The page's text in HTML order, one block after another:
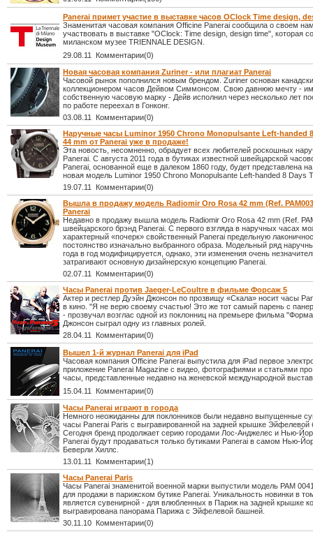
Panerai примет участие в выставке часов OClock Time design,
Знаменитая часовая компания Officine Panerai сообщила о своем
участвовать в выставке "OClock: Time design, design time", которая
миланском музее TRIENNALE DESIGN.
29.08.11 Комментарии(0)
Новая часовая компания Zuriner - или плагиат Panerai
Часовой рынок пополнился новым брендом. Zuriner основан
коллекционером часов Дейвом Симмонсом. Свою давнюю мечту -
собственную часовую марку - Дейв исполнил через несколько лет
по работе переехал в Гонконг.
03.08.11 Комментарии(0)
Наручные часы Luminor 1950 Chrono Monopulsante Left-handed
44 mm от Panerai уже в продаже!
Эта новость, несомненно, обрадует всех любителей роскошных
Panerai. С августа 2011 года в бутиках известной швейцарской
Panerai, основанной еще в далеком 1860 году, будет представлена
новая модель Luminor 1950 Chrono Monopulsante Left-handed 8 Days
19.07.11 Комментарии(0)
Вышла в продажу модель Radiomir Oro Rosa 42 mm (Ref.
Panerai
Недавно в продажу вышла модель Radiomir Oro Rosa 42 mm (Ref.
швейцарского брэнд Panerai. С первого взгляда в наручных часах
характерный «почерк» свойственный Panerai предельную
постоянство изначально выбранного образа. Модельный ряд
года в год модифицируется, однако, эти изменения очень
затрагивают основную дизайнерскую концепцию Panerai.
02.07.11 Комментарии(0)
Часы Panerai против Jaeger-LeCoultre в фильме Форсаж 5
Актер и рестлер Дуэйн Джонсон по прозвищу «Скала» носит часы
в кино. "Я не верю своему счастью! Это же тот самый парень с
- прозвучал возглас одной из поклонниц на премьере фильма
Джонсон сыграл одну из главных ролей.
28.04.11 Комментарии(0)
Вышел 1-й журнал Panerai для iPad
Часовая компания Officine Panerai выпустила для iPad первое
приложение Panerai Magazine с видео, фотографиями и статьями
часы, представленные недавно на женевской международной
15.04.11 Комментарии(0)
Часы Panerai играют в города
Немного неожиданны для поклонников были недавно выпущенные
часы Panerai Paris с выгравированной на задней крышке Эйфелевой
Сегодня бренд продолжает серию городами Лос-Анджелес и Нью-
Panerai будут продаваться только бутиками Panerai в самом Нью-
Беверли Хиллс.
13.01.11 Комментарии(1)
Часы Panerai Paris
Часы Panerai знаменитой военной марки выпустили модель PAM
для продажи в парижском бутике Panerai. Уникальность новинки в
является сувенирной - для влюбленных в Париж на задней крышке
выгравирована панорама Парижа с Эйфелевой башней.
30.11.10 Комментарии(0)